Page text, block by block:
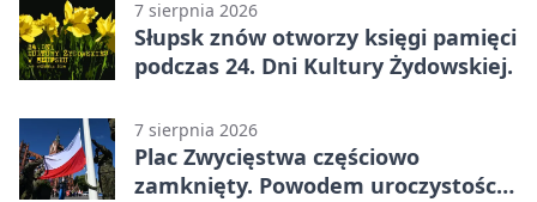
7 sierpnia 2026
Słupsk znów otworzy księgi pamięci
podczas 24. Dni Kultury Żydowskiej.
7 sierpnia 2026
Plac Zwycięstwa częściowo
zamknięty. Powodem uroczystości